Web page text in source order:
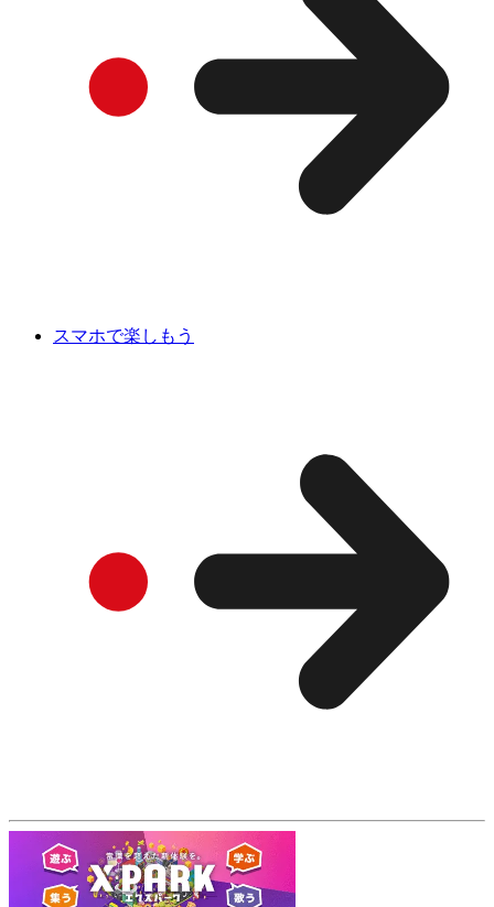
スマホで楽しもう